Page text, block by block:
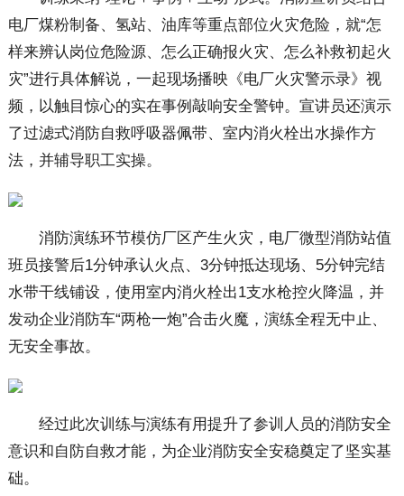
电厂煤粉制备、氢站、油库等重点部位火灾危险，就“怎
样来辨认岗位危险源、怎么正确报火灾、怎么补救初起火
灾”进行具体解说，一起现场播映《电厂火灾警示录》视
频，以触目惊心的实在事例敲响安全警钟。宣讲员还演示
了过滤式消防自救呼吸器佩带、室内消火栓出水操作方
法，并辅导职工实操。
消防演练环节模仿厂区产生火灾，电厂微型消防站值
班员接警后1分钟承认火点、3分钟抵达现场、5分钟完结
水带干线铺设，使用室内消火栓出1支水枪控火降温，并
发动企业消防车“两枪一炮”合击火魔，演练全程无中止、
无安全事故。
经过此次训练与演练有用提升了参训人员的消防安全
意识和自防自救才能，为企业消防安全安稳奠定了坚实基
础。